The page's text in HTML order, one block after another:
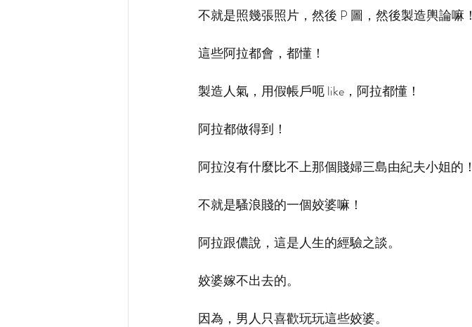
不就是照幾張照片，然後 P 圖，然後製造輿論嘛！
這些阿拉都會，都懂！
製造人氣，用假帳戶呃 like，阿拉都懂！
阿拉都做得到！
阿拉沒有什麼比不上那個賤婦三島由紀夫小姐的！
不就是騷浪賤的一個姣婆嘛！
阿拉跟儂說，這是人生的經驗之談。
姣婆嫁不出去的。
因為，男人只喜歡玩玩這些姣婆。